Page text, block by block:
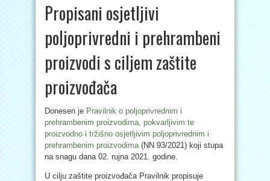
Propisani osjetljivi
poljoprivredni i prehrambeni
proizvodi s ciljem zaštite
proizvođača
Donesen je Pravilnik o poljoprivrednim i
prehrambenim proizvodima, pokvarljivim te
proizvodno i tržišno osjetljivim poljoprivrednim i
prehrambenim proizvodima(NN 93/2021) koji stupa
na snagu dana 02. rujna 2021. godine.
U cilju zaštite proizvođača Pravilnik propisuje